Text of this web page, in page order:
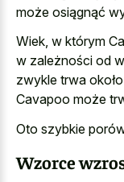
może osiągnąć
Wiek, w którym
w zależności od
zwykle trwa
Cavapoo może
Oto szybkie
Wzorce